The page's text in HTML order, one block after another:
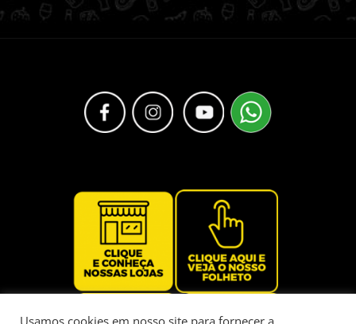
Usamos cookies em nosso site para fornecer a